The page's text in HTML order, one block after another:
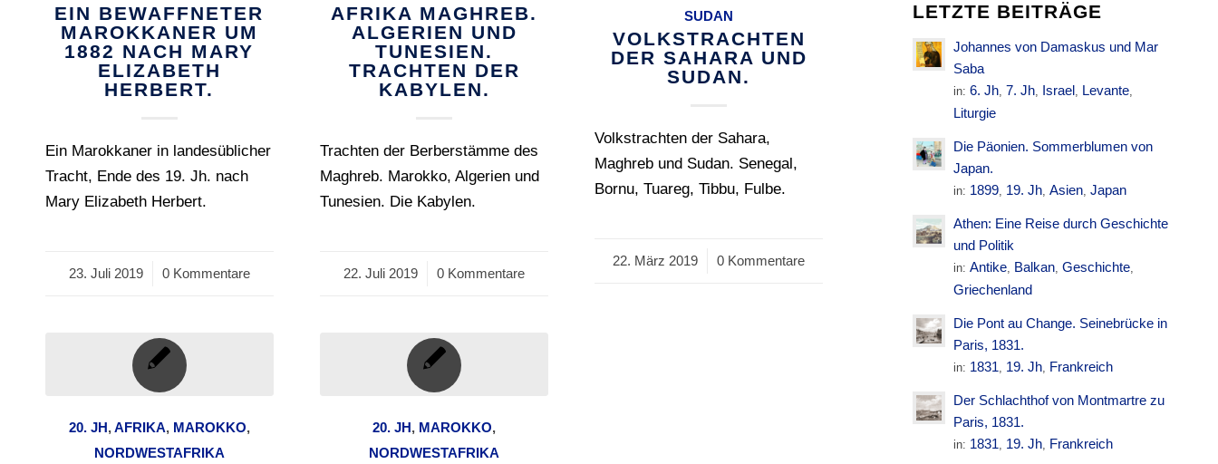
EIN BEWAFFNETER
MAROKKANER UM
1882 NACH MARY
ELIZABETH
HERBERT.
Ein Marokkaner in landesüblicher
Tracht, Ende des 19. Jh. nach
Mary Elizabeth Herbert.
23. Juli 2019
/ 0 Kommentare
AFRIKA MAGHREB.
ALGERIEN UND
TUNESIEN.
TRACHTEN DER
KABYLEN.
Trachten der Berberstämme des
Maghreb. Marokko, Algerien und
Tunesien. Die Kabylen.
22. Juli 2019
/ 0 Kommentare
SUDAN
VOLKSTRACHTEN
DER SAHARA UND
SUDAN.
Volkstrachten der Sahara,
Maghreb und Sudan. Senegal,
Bornu, Tuareg, Tibbu, Fulbe.
22. März 2019
/ 0 Kommentare
20. JH,AFRIKA, MAROKKO,
NORDWESTAFRIKA
20. JH, MAROKKO,
NORDWESTAFRIKA
LETZTE BEITRÄGE
Johannes von Damaskus und Mar
Saba
in:6. Jh, 7. Jh, Israel, Levante,
Liturgie
Die Päonien. Sommerblumen von
Japan.
in: 1899, 19. Jh,Asien,Japan
Athen: Eine Reise durch Geschichte
und Politik
in:Antike, Balkan,Geschichte,
Griechenland
Die Pont au Change. Seinebrücke in
Paris, 1831.
in: 1831, 19. Jh, Frankreich
Der Schlachthof von Montmartre zu
Paris, 1831.
in: 1831, 19. Jh, Frankreich